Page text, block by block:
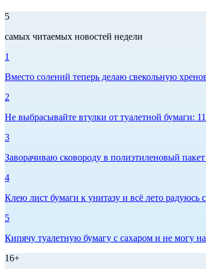
5
самых читаемых новостей недели
1
Вместо солений теперь делаю свекольную
2
Не выбрасывайте втулки от туалетной бумаги:
3
Заворачиваю сковороду в полиэтиленовый пакет
4
Клею лист бумаги к унитазу и всё лето радуюсь
5
Кипячу туалетную бумагу с сахаром и не могу
16+